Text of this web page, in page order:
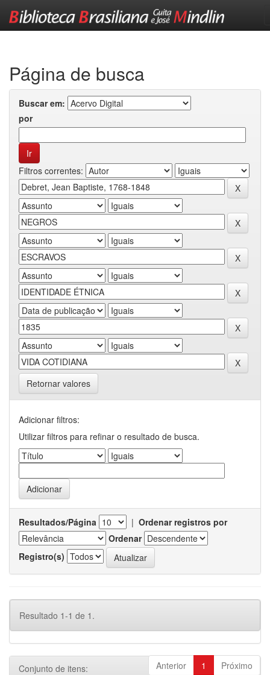
Página de busca
Buscar em:
por
Filtros correntes:
Retornar valores
Adicionar filtros:
Utilizar filtros para refinar o resultado de busca.
Resultados/Página | Ordenar registros por
Ordenar
Registro(s)
Resultado 1-1 de 1.
Anterior 1 Próximo
Conjunto de itens: